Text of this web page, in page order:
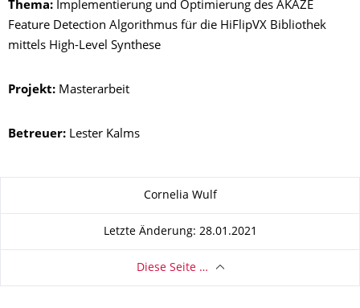
Thema: Implementierung und Optimierung des AKAZE
Feature Detection Algorithmus für die HiFlipVX Bibliothek
mittels High-Level Synthese
Projekt: Masterarbeit
Betreuer: Lester Kalms
Cornelia Wulf
Letzte Änderung: 28.01.2021
Diese Seite …